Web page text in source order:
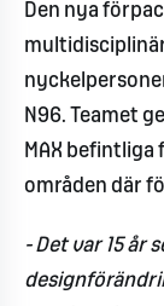
Den nya
N96. Teamet
MAX
områden där
- Det var 15 år